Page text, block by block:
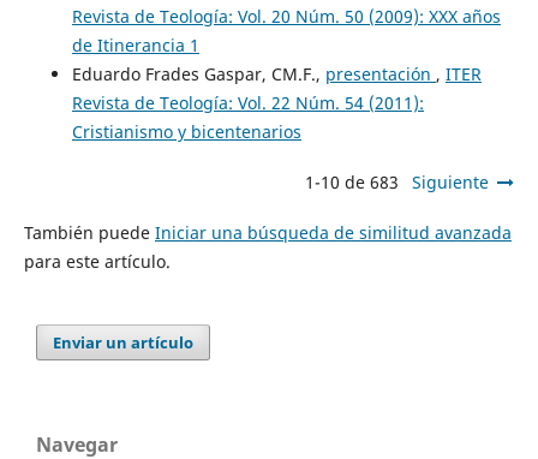
Revista de Teología: Vol. 20 Núm. 50 (2009): XXX años
de Itinerancia 1
Eduardo Frades Gaspar, CM.F., presentación , ITER
Revista de Teología: Vol. 22 Núm. 54 (2011):
Cristianismo y bicentenarios
1-10 de 683 Siguiente
También puede Iniciar una búsqueda de similitud avanzada
para este artículo.
Enviar un artículo
Navegar